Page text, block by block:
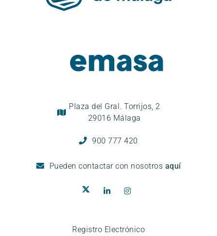
Plaza del Gral. Torrijos, 2
29016 Málaga
900 777 420
Pueden contactar con nosotros aquí
Registro Electrónico